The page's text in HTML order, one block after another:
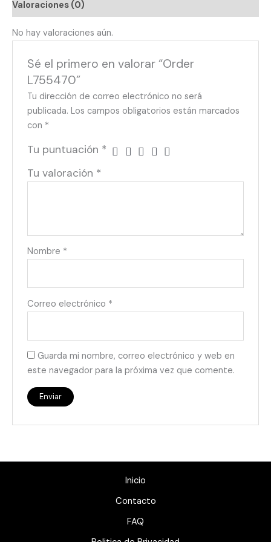
Valoraciones (0)
No hay valoraciones aún.
Sé el primero en valorar “Order
L755470”
Tu dirección de correo electrónico no será
publicada. Los campos obligatorios están marcados
con *
Tu puntuación *
Tu valoración *
Nombre *
Correo electrónico *
Guarda mi nombre, correo electrónico y web en
este navegador para la próxima vez que comente.
Inicio
Contacto
FAQ